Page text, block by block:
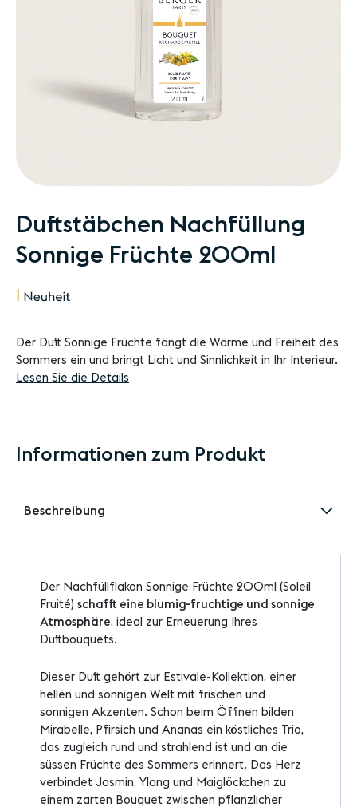
Zum
Anfang
der
springen
Duftstäbchen Nachfüllung
Sonnige Früchte 200ml
Der Duft Sonnige Früchte fängt die Wärme und Freiheit des
Sommers ein und bringt Licht und Sinnlichkeit in Ihr Interieur.
Lesen Sie die Details
Informationen zum Produkt
Beschreibung
Der Nachfüllflakon Sonnige Früchte 200ml (Soleil
Fruité) schafft eine blumig-fruchtige und sonnige
Atmosphäre, ideal zur Erneuerung Ihres
Duftbouquets.
Dieser Duft gehört zur Estivale-Kollektion, einer
hellen und sonnigen Welt mit frischen und
sonnigen Akzenten. Schon beim Öffnen bilden
Mirabelle, Pfirsich und Ananas ein köstliches Trio,
das zugleich rund und strahlend ist und an die
süssen Früchte des Sommers erinnert. Das Herz
verbindet Jasmin, Ylang und Maiglöckchen zu
einem zarten Bouquet zwischen pflanzlicher